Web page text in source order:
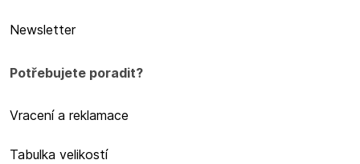
Newsletter
Potřebujete poradit?
Vracení a reklamace
Tabulka velikostí